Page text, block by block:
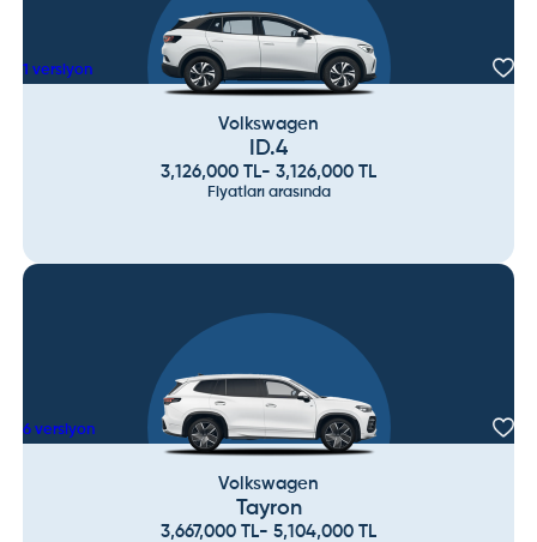
1 versiyon
Volkswagen
ID.4
3,126,000 TL- 3,126,000 TL
Fiyatları arasında
6 versiyon
Volkswagen
Tayron
3,667,000 TL- 5,104,000 TL